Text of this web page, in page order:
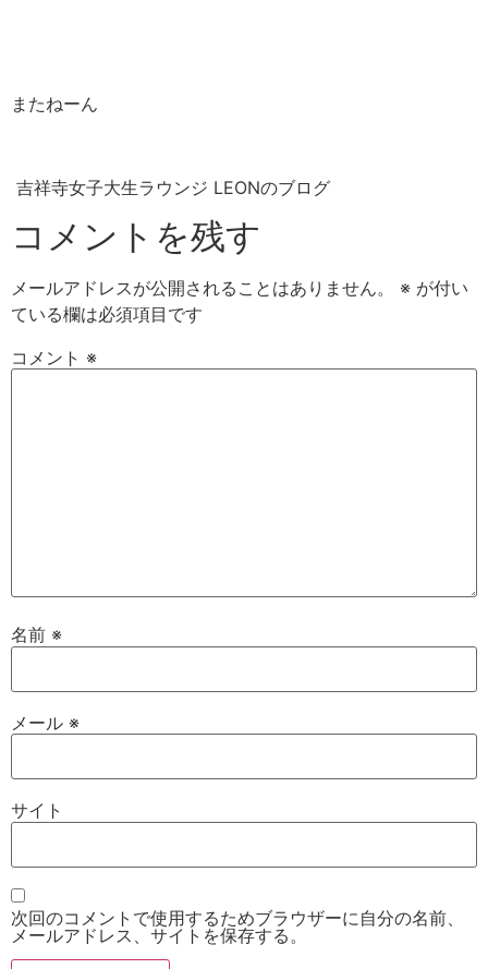
またねーん
吉祥寺女子大生ラウンジ LEONのブログ
コメントを残す
メールアドレスが公開されることはありません。 ※ が付い
ている欄は必須項目です
コメント ※
名前 ※
メール ※
サイト
次回のコメントで使用するためブラウザーに自分の名前、
メールアドレス、サイトを保存する。